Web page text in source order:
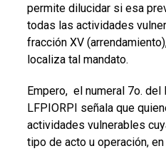
permite dilucidar si esa
todas las actividades
fracción XV
localiza tal mandato.
Empero, el numeral 7o. del
LFPIORPI señala que
actividades vulnerables
tipo de acto u operación,